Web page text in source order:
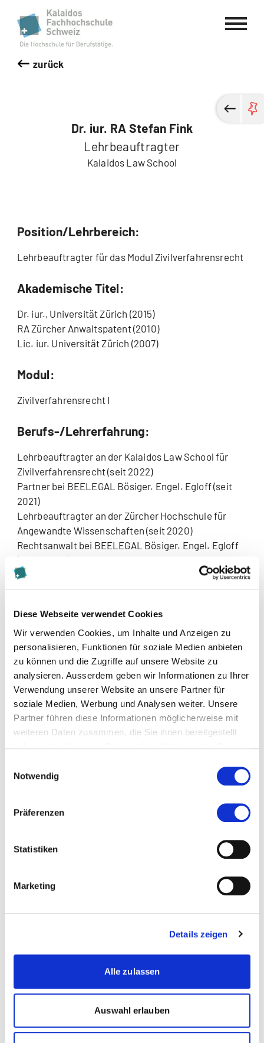
Diese Webseite verwendet Cookies
Wir verwenden Cookies, um Inhalte und Anzeigen zu
personalisieren, Funktionen für soziale Medien anbieten
zu können und die Zugriffe auf unsere Website zu
analysieren. Ausserdem geben wir Informationen zu Ihrer
Verwendung unserer Website an unsere Partner für
soziale Medien, Werbung und Analysen weiter. Unsere
Partner führen diese Informationen möglicherweise mit
weiteren Daten zusammen, die Sie ihnen bereitgestellt
Notwendig
Präferenzen
Statistiken
Marketing
Details zeigen
Alle zulassen
Auswahl erlauben
Kalaidos Fachhochschule Schweiz
zurück
Dr. iur. RA Stefan Fink
Lehrbeauftragter
Kalaidos Law School
Position/Lehrbereich:
Lehrbeauftragter für das Modul Zivilverfahrensrecht
Akademische Titel:
Dr. iur., Universität Zürich (2015)
RA Zürcher Anwaltspatent (2010)
Lic. iur. Universität Zürich (2007)
Modul:
Zivilverfahrensrecht I
Berufs-/Lehrerfahrung:
Lehrbeauftragter an der Kalaidos Law School für
Zivilverfahrensrecht (seit 2022)
Partner bei BEELEGAL Bösiger. Engel. Egloff (seit
2021)
Lehrbeauftragter an der Zürcher Hochschule für
Angewandte Wissenschaften (seit 2020)
Rechtsanwalt bei BEELEGAL Bösiger. Engel. Egloff
(2019-2020)
Rechtsanwalt bei Wenger Plattner Rechtsanwälte
(2010-2018)
Bülach (2007-2008)
Wissenschaftlicher Mitarbeiter am Lehrstuhl für
Privatrecht am Rechtswissenschaftlichen Institut
der Universität Zürich bei Frau Prof. Dr. A. Büchler
(2005-2007)
Sachbearbeiter bei Ernst & Young AG (2002)
stefan.fink@kalaidos-fh.ch
Recht